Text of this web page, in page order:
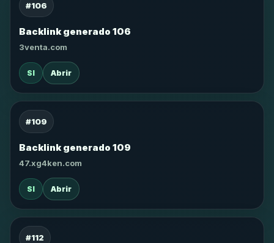
#106
Backlink generado 106
3venta.com
SI Abrir
#109
Backlink generado 109
47.xg4ken.com
SI Abrir
#112